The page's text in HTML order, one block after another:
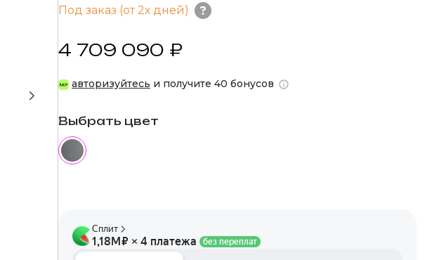
Под заказ (от 2х дней)
4 709 090 ₽
авторизуйтесь и получите 40 бонусов
Выбрать цвет